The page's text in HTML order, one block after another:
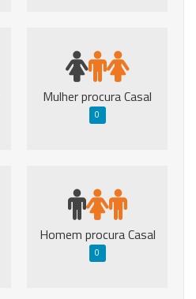
Mulher procura Casal
0
Homem procura Casal
0